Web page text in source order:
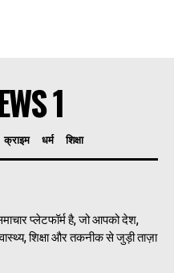
1
क्राइम धर्म शिक्षा
प्लेटफॉर्म है, जो आपको देश,
शिक्षा और तकनीक से जुड़ी ताज़ा